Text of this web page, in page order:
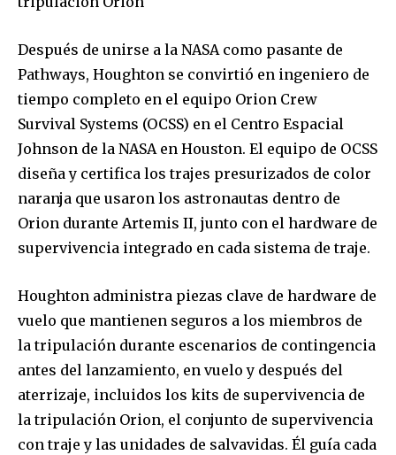
Después de unirse a la NASA como pasante de
Pathways, Houghton se convirtió en ingeniero de
tiempo completo en el equipo Orion Crew
Survival Systems (OCSS) en el Centro Espacial
Johnson de la NASA en Houston. El equipo de OCSS
diseña y certifica los trajes presurizados de color
naranja que usaron los astronautas dentro de
Orion durante Artemis II, junto con el hardware de
supervivencia integrado en cada sistema de traje.
Houghton administra piezas clave de hardware de
vuelo que mantienen seguros a los miembros de
la tripulación durante escenarios de contingencia
antes del lanzamiento, en vuelo y después del
aterrizaje, incluidos los kits de supervivencia de
la tripulación Orion, el conjunto de supervivencia
con traje y las unidades de salvavidas. Él guía cada